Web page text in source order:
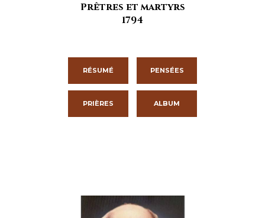
Prêtres et martyrs
1794
RÉSUMÉ PENSÉES
PRIÈRES ALBUM